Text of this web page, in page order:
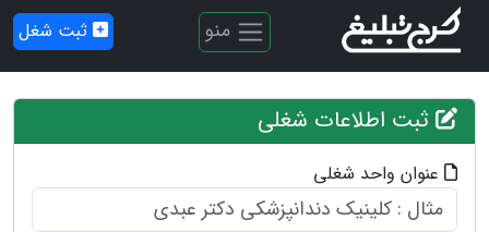
منو ثبت شغل
ثبت اطلاعات شغلی
عنوان واحد شغلی